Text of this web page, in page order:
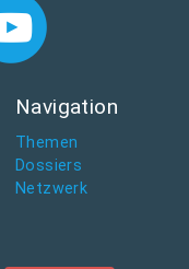
Navigation
Themen
Dossiers
Netzwerk